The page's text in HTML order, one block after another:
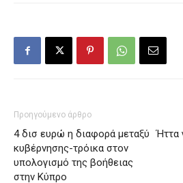
Προηγούμενο άρθρο
4 δισ ευρώ η διαφορά μεταξύ
κυβέρνησης-τρόικα στον
υπολογισμό της βοήθειας
στην Κύπρο
Ήττα